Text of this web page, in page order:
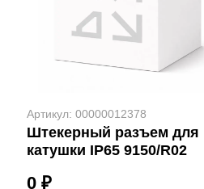
Артикул: 00000012378
Штекерный разъем для
катушки IP65 9150/R02
0 ₽